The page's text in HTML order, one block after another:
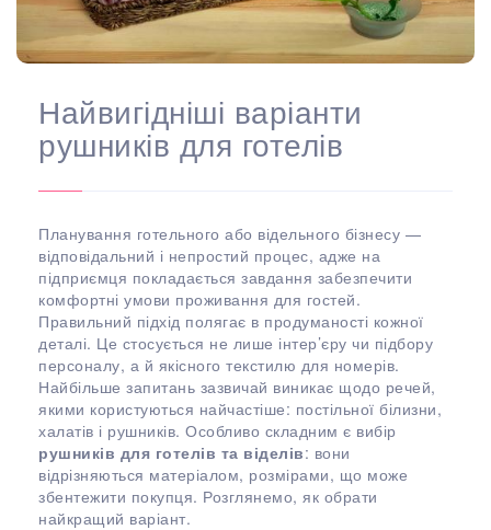
Найвигідніші варіанти
рушників для готелів
Планування готельного або відельного бізнесу —
відповідальний і непростий процес, адже на
підприємця покладається завдання забезпечити
комфортні умови проживання для гостей.
Правильний підхід полягає в продуманості кожної
деталі. Це стосується не лише інтер’єру чи підбору
персоналу, а й якісного текстилю для номерів.
Найбільше запитань зазвичай виникає щодо речей,
якими користуються найчастіше: постільної білизни,
халатів і рушників. Особливо складним є вибір
рушників для готелів та віделів: вони
відрізняються матеріалом, розмірами, що може
збентежити покупця. Розглянемо, як обрати
найкращий варіант.